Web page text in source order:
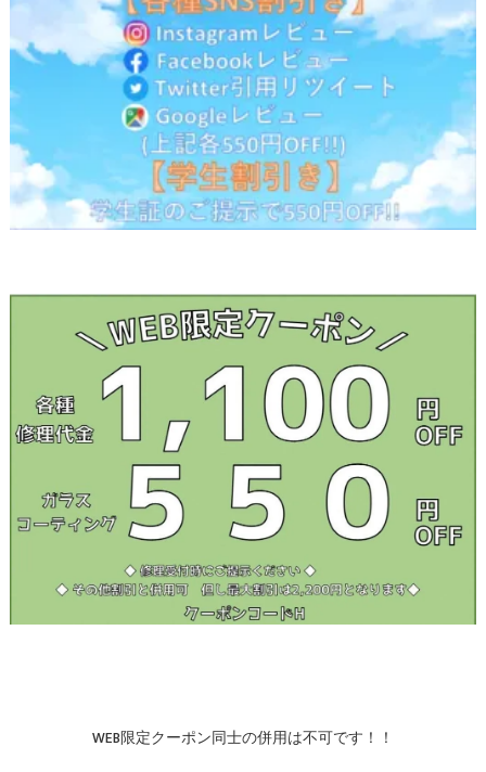
WEB限定クーポン同士の併用は不可です！！